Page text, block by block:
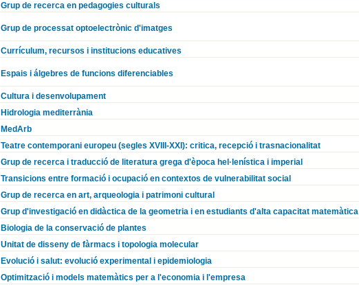
Grup de recerca en pedagogies culturals
Grup de processat optoelectrònic d'imatges
Currículum, recursos i institucions educatives
Espais i álgebres de funcions diferenciables
Cultura i desenvolupament
Hidrologia mediterrània
MedArb
Teatre contemporani europeu (segles XVIII-XXI): critica, recepció i trasnacionalitat
Grup de recerca i traducció de literatura grega d'època hel·lenística i imperial
Transicions entre formació i ocupació en contextos de vulnerabilitat social
Grup de recerca en art, arqueologia i patrimoni cultural
Grup d'investigació en didàctica de la geometria i en estudiants d'alta capacitat matemàtica
Biologia de la conservació de plantes
Unitat de disseny de fàrmacs i topologia molecular
Evolució i salut: evolució experimental i epidemiologia
Optimització i models matemàtics per a l'economia i l'empresa